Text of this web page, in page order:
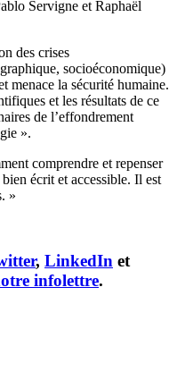
des crises
socioéconomique)
menace la sécurité humaine.
et les résultats de ce
de l’effondrement
».
comprendre et repenser
écrit et accessible. Il est
»
, LinkedIn et
infolettre.